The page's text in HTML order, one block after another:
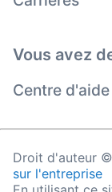
Vous avez
Centre d'aide
Droit d'auteur
sur l'entreprise